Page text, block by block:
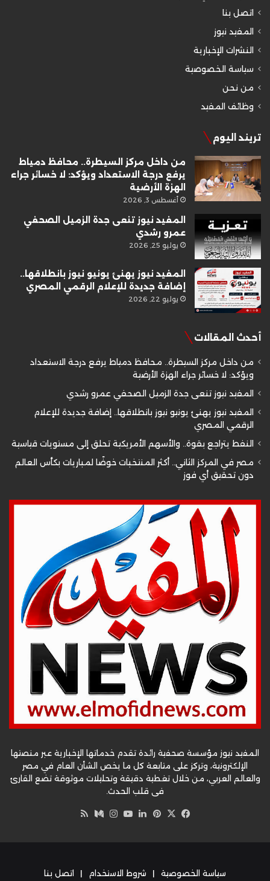
اتصل بنا
المفيد نيوز
النشرات الإخبارية
سياسة الخصوصية
من نحن
وظائف المفيد
تريند اليوم
من داخل مركز السيطرة.. محافظ دمياط
يرفع درجة الاستعداد ويؤكد: لا خسائر جراء
الهزة الأرضية
أغسطس 3, 2026
المفيد نيوز تنعى جدة الزميل الصحفي
عمرو رشدي
يوليو 25, 2026
المفيد نيوز يهنئ يونيو نيوز بانطلاقها..
إضافة جديدة للإعلام الرقمي المصري
يوليو 22, 2026
أحدث المقالات
من داخل مركز السيطرة.. محافظ دمياط يرفع درجة الاستعداد
ويؤكد: لا خسائر جراء الهزة الأرضية
المفيد نيوز تنعى جدة الزميل الصحفي عمرو رشدي
المفيد نيوز يهنئ يونيو نيوز بانطلاقها.. إضافة جديدة للإعلام
الرقمي المصري
النفط يتراجع بقوة.. والأسهم الأمريكية تحلق إلى مستويات قياسية
مصر في المركز الثاني.. أكثر المنتخبات خوضًا لمباريات بكأس العالم
دون تحقيق أي فوز
المفيد نيوز مؤسسة صحفية رائدة تقدم خدماتها الإخبارية عبر منصتها
الإلكترونية، وتركز على متابعة كل ما يخص الشأن العام في مصر
والعالم العربي، من خلال تغطية دقيقة وتحليلات موثوقة تضع القارئ
في قلب الحدث.
فيسبوك
‫X بينتيريست
لينكدإن‫YouTube
انستقرام
وسط
سياسة الخصوصية | شروط الاستخدام | اتصل بنا